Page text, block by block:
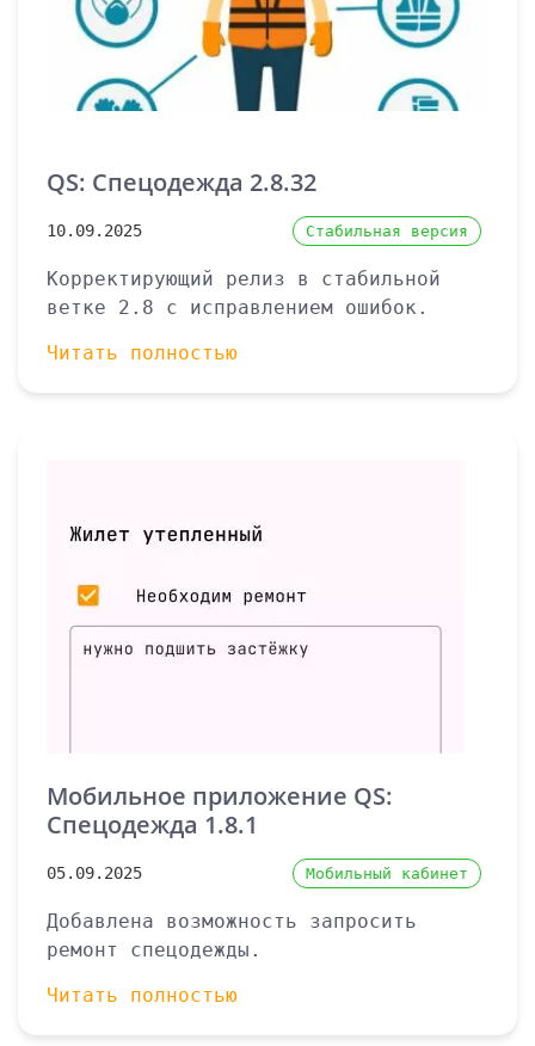
QS: Спецодежда 2.8.32
10.09.2025 Стабильная версия
Корректирующий релиз в стабильной
ветке 2.8 с исправлением ошибок.
Читать полностью
Мобильное приложение QS:
Спецодежда 1.8.1
05.09.2025 Мобильный кабинет
Добавлена возможность запросить
ремонт спецодежды.
Читать полностью